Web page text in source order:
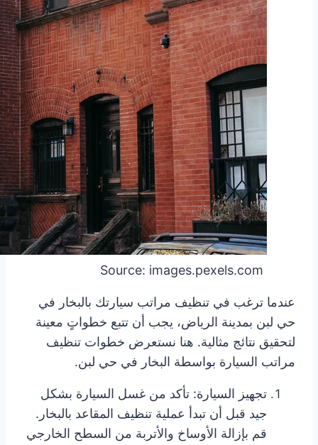
عندما ترغب في تنظيف مراتب سيارتك بالبخار في
حي لبن بمدينة الرياض، يجب أن تتبع خطواتٍ معينة
لتحقيق نتائج مثالية. هنا نستعرض خطوات تنظيف
مراتب السيارة بواسطة البخار في حي لبن.
تجهيز السيارة: تأكد من غسل السيارة بشكل
جيد قبل أن تبدأ عملية تنظيف المقاعد بالبخار.
قم بإزالة الأوساخ والأتربة من السطح الخارجي